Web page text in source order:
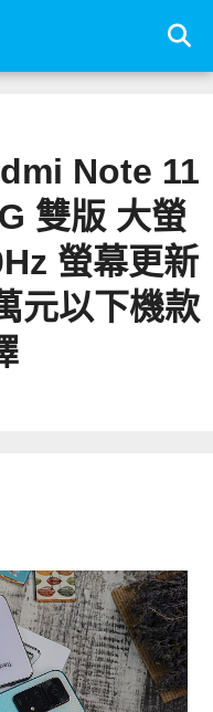
Note 11
雙版 大螢
螢幕更新
元以下機款